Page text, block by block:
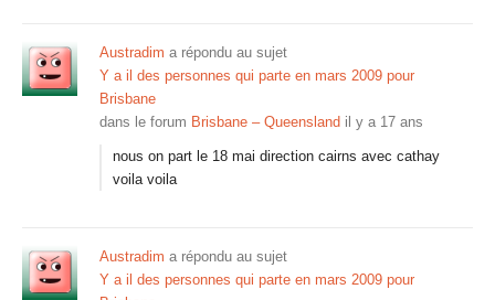
Austradim a répondu au sujet
Y a il des personnes qui parte en mars 2009 pour
Brisbane
dans le forum Brisbane – Queensland il y a 17 ans
nous on part le 18 mai direction cairns avec cathay
voila voila
Austradim a répondu au sujet
Y a il des personnes qui parte en mars 2009 pour